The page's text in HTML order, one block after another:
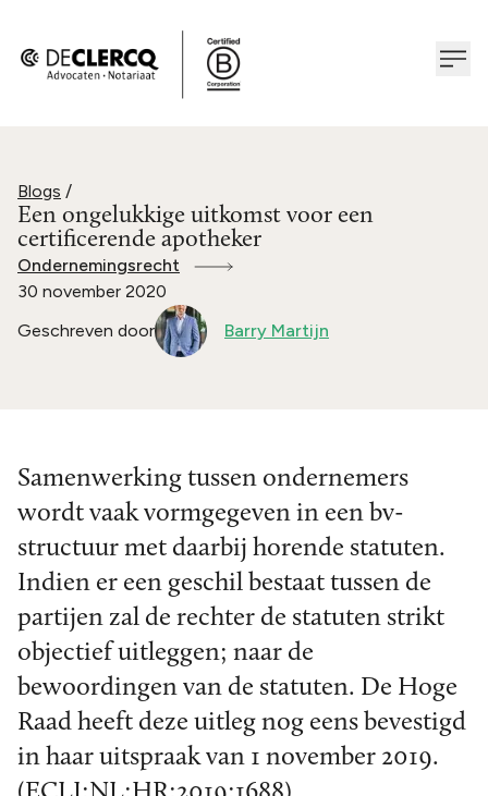
Blogs /
Een ongelukkige uitkomst voor een
certificerende apotheker
Ondernemingsrecht
30 november 2020
Geschreven door
Barry Martijn
Samenwerking tussen ondernemers
wordt vaak vormgegeven in een bv-
structuur met daarbij horende statuten.
Indien er een geschil bestaat tussen de
partijen zal de rechter de statuten strikt
objectief uitleggen; naar de
bewoordingen van de statuten. De Hoge
Raad heeft deze uitleg nog eens bevestigd
in haar uitspraak van 1 november 2019.